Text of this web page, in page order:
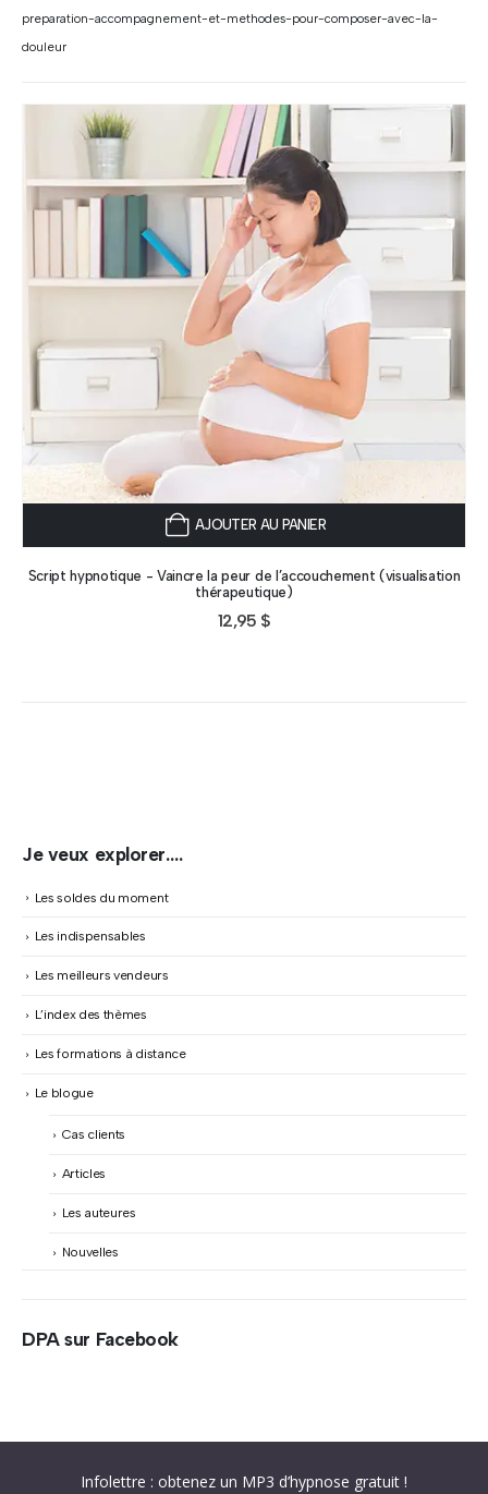
preparation-accompagnement-et-methodes-pour-composer-avec-la-
douleur
AJOUTER AU PANIER
Script hypnotique - Vaincre la peur de l’accouchement (visualisation
thérapeutique)
12,95 $
Je veux explorer….
Les soldes du moment
Les indispensables
Les meilleurs vendeurs
L’index des thèmes
Les formations à distance
Le blogue
Cas clients
Articles
Les auteures
Nouvelles
DPA sur Facebook
Infolettre : obtenez un MP3 d’hypnose gratuit !